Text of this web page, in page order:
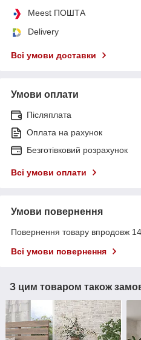
Meest ПОШТА
Delivery
Всі умови доставки
Умови оплати
Післяплата
Оплата на рахунок
Безготівковий розрахунок
Всі умови оплати
Умови повернення
Повернення товару впродовж
Всі умови повернення
З цим товаром також